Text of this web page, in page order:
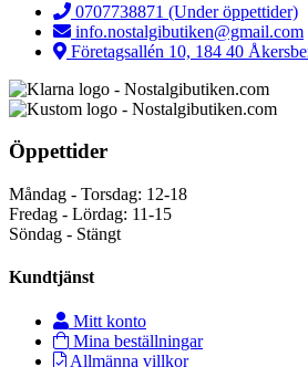
0707738871 (Under öppettider)
info.nostalgibutiken@gmail.com
Företagsallén 10, 184 40
Öppettider
Måndag - Torsdag: 12-18
Fredag - Lördag: 11-15
Söndag - Stängt
Kundtjänst
Mitt konto
Mina beställningar
Allmänna villkor